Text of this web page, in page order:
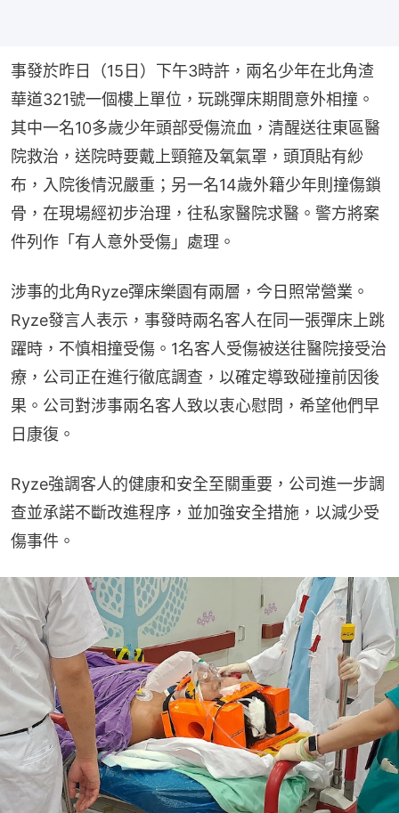
事發於昨日（15日）下午3時許，兩名少年在北角渣
華道321號一個樓上單位，玩跳彈床期間意外相撞。
其中一名10多歲少年頭部受傷流血，清醒送往東區醫
院救治，送院時要戴上頸箍及氧氣罩，頭頂貼有紗
布，入院後情況嚴重；另一名14歲外籍少年則撞傷鎖
骨，在現場經初步治理，往私家醫院求醫。警方將案
件列作「有人意外受傷」處理。
涉事的北角Ryze彈床樂園有兩層，今日照常營業。
Ryze發言人表示，事發時兩名客人在同一張彈床上跳
躍時，不慎相撞受傷。1名客人受傷被送往醫院接受治
療，公司正在進行徹底調查，以確定導致碰撞前因後
果。公司對涉事兩名客人致以衷心慰問，希望他們早
日康復。
Ryze強調客人的健康和安全至關重要，公司進一步調
查並承諾不斷改進程序，並加強安全措施，以減少受
傷事件。